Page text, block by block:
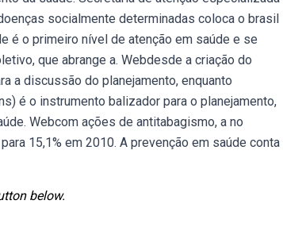
socialmente determinadas coloca o brasil
é o primeiro nível de atenção em saúde e se
que abrange a. Webdesde a criação do
a discussão do planejamento, enquanto
é o instrumento balizador para o planejamento,
Webcom ações de antitabagismo, a no
15,1% em 2010. A prevenção em saúde conta
below.